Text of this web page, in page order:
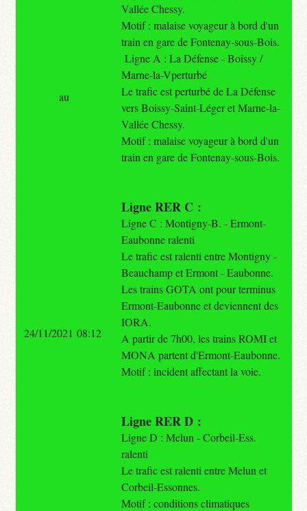
Vallée Chessy.
Motif : malaise voyageur à bord d'un
train en gare de Fontenay-sous-Bois.
Ligne A : La Défense - Boissy /
Marne-la-Vperturbé
Le trafic est perturbé de La Défense
vers Boissy-Saint-Léger et Marne-la-
Vallée Chessy.
Motif : malaise voyageur à bord d'un
train en gare de Fontenay-sous-Bois.
Ligne RER C :
Ligne C : Montigny-B. - Ermont-
Eaubonne ralenti
Le trafic est ralenti entre Montigny -
Beauchamp et Ermont - Eaubonne.
Les trains GOTA ont pour terminus
Ermont-Eaubonne et deviennent des
IORA.
A partir de 7h00, les trains ROMI et
MONA partent d'Ermont-Eaubonne.
Motif : incident affectant la voie.
Ligne RER D :
Ligne D : Melun - Corbeil-Ess.
ralenti
Le trafic est ralenti entre Melun et
Corbeil-Essonnes.
Motif : conditions climatiques
au
24/11/2021 08:12